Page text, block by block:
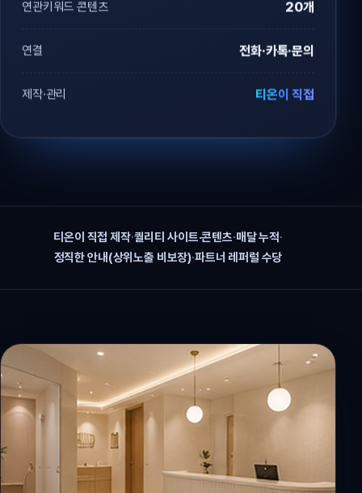
연관키워드 콘텐츠 20개
연결 전화·카톡·문의
제작·관리 티온이 직접
티온이 직접 제작·퀄리티 사이트·콘텐츠·매달 누적·
정직한 안내(상위노출 비보장)·파트너 레퍼럴 수당